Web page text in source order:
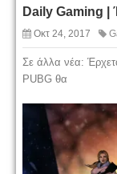
Daily Gaming |
Οκτ 24, 2017
Σε άλλα νέα:
PUBG θα